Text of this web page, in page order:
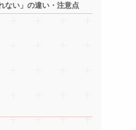
ない」の違い・注意点